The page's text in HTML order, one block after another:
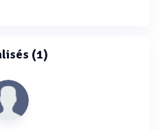
(1)